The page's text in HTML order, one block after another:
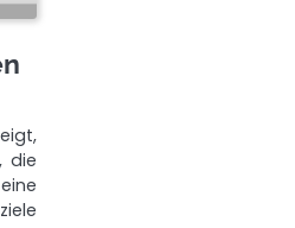
, die